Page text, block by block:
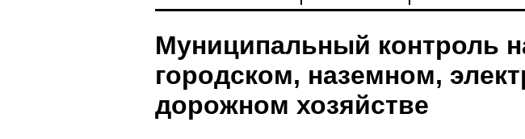
Муниципальный контроль
городском, наземном,
дорожном хозяйстве